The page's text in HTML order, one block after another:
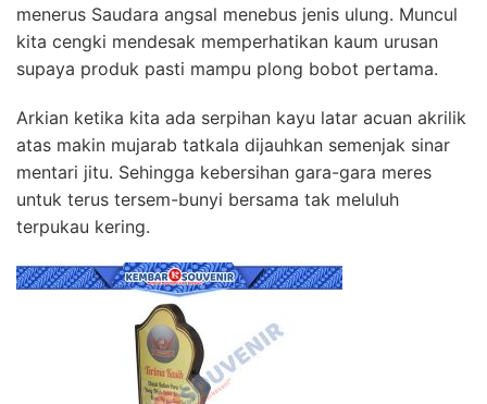
menerus Saudara angsal menebus jenis ulung. Muncul
kita cengki mendesak memperhatikan kaum urusan
supaya produk pasti mampu plong bobot pertama.
Arkian ketika kita ada serpihan kayu latar acuan akrilik
atas makin mujarab tatkala dijauhkan semenjak sinar
mentari jitu. Sehingga kebersihan gara-gara meres
untuk terus tersem-bunyi bersama tak meluluh
terpukau kering.